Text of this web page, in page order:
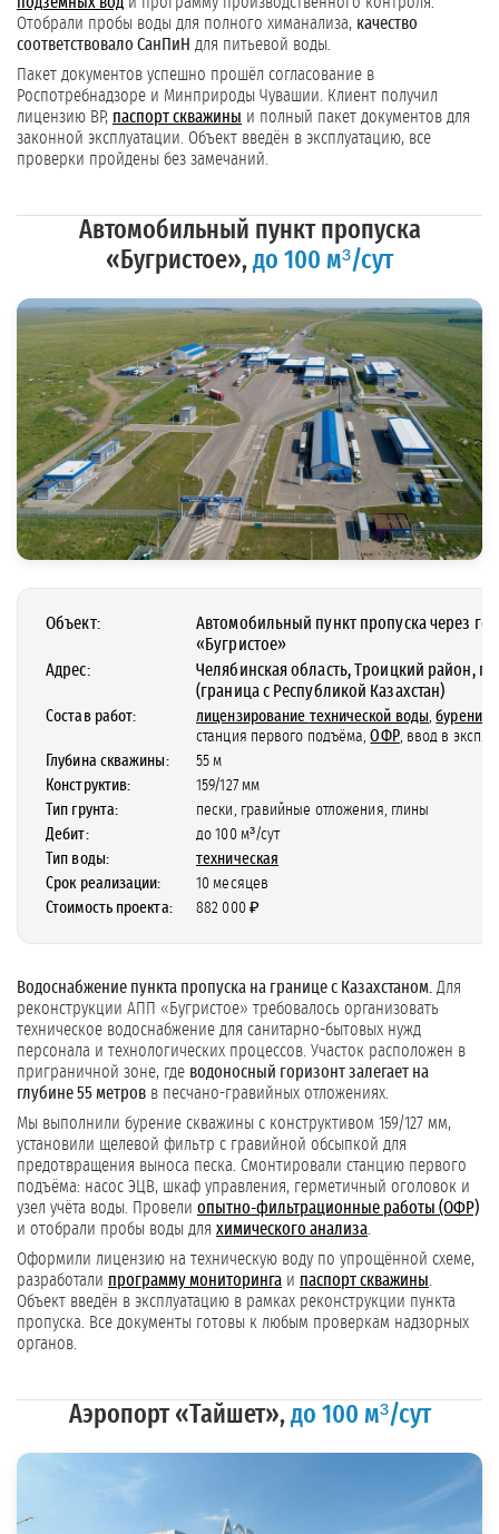
Отобрали пробы воды для полного химанализа, качество
соответствовало СанПиН для питьевой воды.
Пакет документов успешно прошёл согласование в
Роспотребнадзоре и Минприроды Чувашии. Клиент получил
лицензию ВР, паспорт скважины и полный пакет документов для
законной эксплуатации. Объект введён в эксплуатацию, все
проверки пройдены без замечаний.
Автомобильный пункт пропуска
«Бугристое», до 100 м³/сут
Объект:
Автомобильный пункт пропуска через
«Бугристое»
Адрес:
Челябинская область, Троицкий район, п.
(граница с Республикой Казахстан)
Состав работ: лицензирование технической воды,бурение
станция первого подъёма,ОФР, ввод в
Глубина скважины:
55 м
Конструктив:
159/127 мм
Тип грунта:
пески, гравийные отложения, глины
Дебит:
до 100 м³/сут
Тип воды:
техническая
Срок реализации:
10 месяцев
Стоимость проекта:
882 000 ₽
Водоснабжение пункта пропуска на границе с Казахстаном. Для
реконструкции АПП «Бугристое» требовалось организовать
техническое водоснабжение для санитарно-бытовых нужд
персонала и технологических процессов. Участок расположен в
приграничной зоне, где водоносный горизонт залегает на
глубине 55 метров в песчано-гравийных отложениях.
Мы выполнили бурение скважины с конструктивом 159/127 мм,
установили щелевой фильтр с гравийной обсыпкой для
предотвращения выноса песка. Смонтировали станцию первого
подъёма: насос ЭЦВ, шкаф управления, герметичный оголовок и
узел учёта воды. Провели опытно-фильтрационные работы (ОФР)
и отобрали пробы воды для химического анализа.
Оформили лицензию на техническую воду по упрощённой схеме,
разработали программу мониторинга и паспорт скважины.
Объект введён в эксплуатацию в рамках реконструкции пункта
пропуска. Все документы готовы к любым проверкам надзорных
органов.
Аэропорт «Тайшет», до 100 м³/сут